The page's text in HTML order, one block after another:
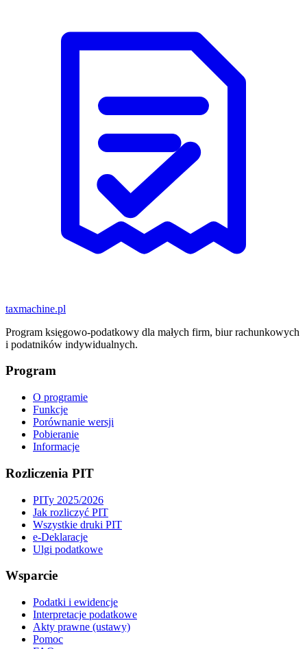
taxmachine.pl
Program księgowo-podatkowy dla małych firm, biur rachunkowych
i podatników indywidualnych.
Program
O programie
Funkcje
Porównanie wersji
Pobieranie
Informacje
Rozliczenia PIT
PITy 2025/2026
Jak rozliczyć PIT
Wszystkie druki PIT
e-Deklaracje
Ulgi podatkowe
Wsparcie
Podatki i ewidencje
Interpretacje podatkowe
Akty prawne (ustawy)
Pomoc